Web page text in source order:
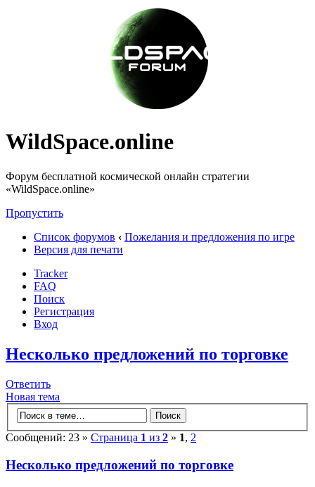
WildSpace.online
Форум бесплатной космической онлайн стратегии
«WildSpace.online»
Пропустить
Список форумов ‹ Пожелания и предложения по игре
Версия для печати
Tracker
FAQ
Поиск
Регистрация
Вход
Несколько предложений по торговке
Ответить
Новая тема
Сообщений: 23 » Страница 1 из 2 » 1, 2
Несколько предложений по торговке